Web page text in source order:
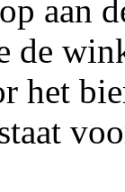
aan
de
het